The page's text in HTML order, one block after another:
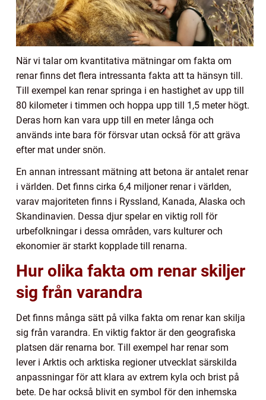
När vi talar om kvantitativa mätningar om fakta om
renar finns det flera intressanta fakta att ta hänsyn till.
Till exempel kan renar springa i en hastighet av upp till
80 kilometer i timmen och hoppa upp till 1,5 meter högt.
Deras horn kan vara upp till en meter långa och
används inte bara för försvar utan också för att gräva
efter mat under snön.
En annan intressant mätning att betona är antalet renar
i världen. Det finns cirka 6,4 miljoner renar i världen,
varav majoriteten finns i Ryssland, Kanada, Alaska och
Skandinavien. Dessa djur spelar en viktig roll för
urbefolkningar i dessa områden, vars kulturer och
ekonomier är starkt kopplade till renarna.
Hur olika fakta om renar skiljer
sig från varandra
Det finns många sätt på vilka fakta om renar kan skilja
sig från varandra. En viktig faktor är den geografiska
platsen där renarna bor. Till exempel har renar som
lever i Arktis och arktiska regioner utvecklat särskilda
anpassningar för att klara av extrem kyla och brist på
bete. De har också blivit en symbol för den inhemska